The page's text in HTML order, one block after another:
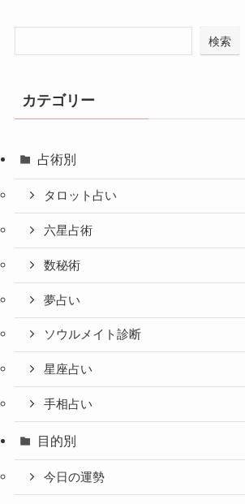
検索
カテゴリー
占術別
タロット占い
六星占術
数秘術
夢占い
ソウルメイト診断
星座占い
手相占い
目的別
今日の運勢